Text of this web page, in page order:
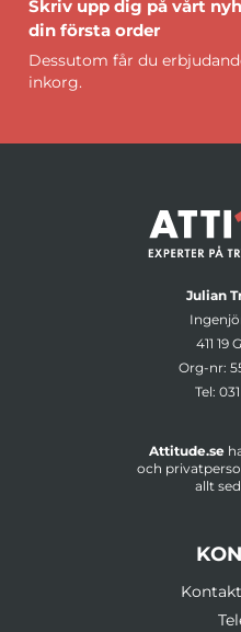
Skriv upp dig på vårt
din första order
Dessutom får du
inkorg.
Julian
411 19
Org-nr:
Tel:
Attitude.se
och
allt